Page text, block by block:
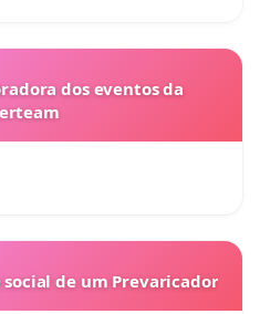
dos eventos da
de um Prevaricador